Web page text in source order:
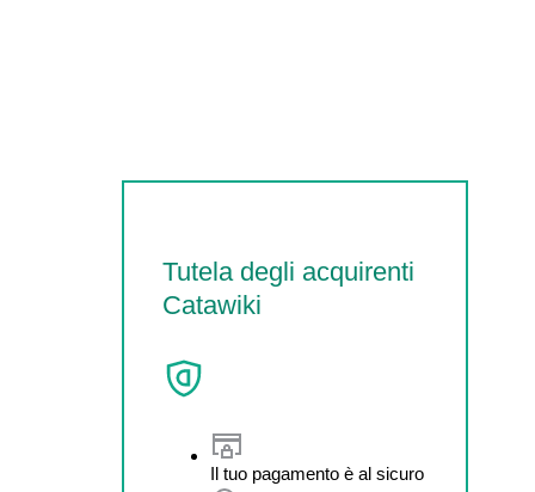
Tutela degli acquirenti
Catawiki
Il tuo pagamento è al sicuro